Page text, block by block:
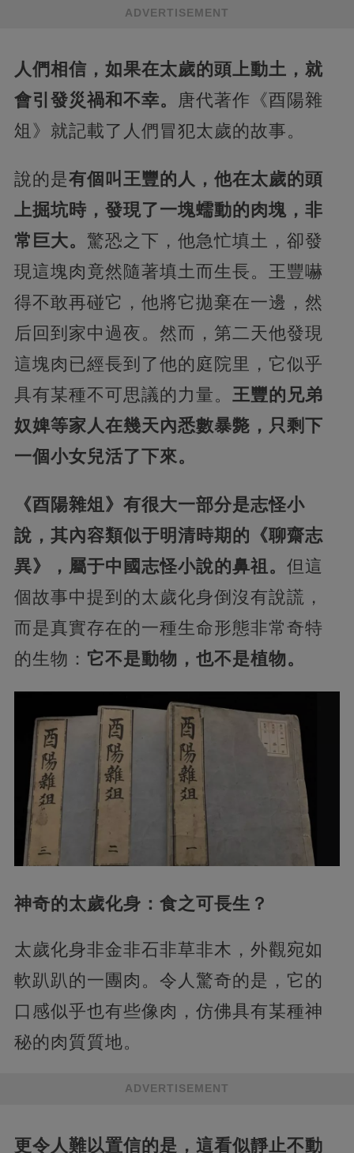
ADVERTISEMENT
人們相信，如果在太歲的頭上動土，就
會引發災禍和不幸。 唐代著作《酉陽雜
俎》就記載了人們冒犯太歲的故事。
說的是有個叫王豐的人，他在太歲的頭
上掘坑時，發現了一塊蠕動的肉塊，非
常巨大。 驚恐之下，他急忙填土，卻發
現這塊肉竟然隨著填土而生長。王豐嚇
得不敢再碰它，他將它拋棄在一邊，然
后回到家中過夜。然而，第二天他發現
這塊肉已經長到了他的庭院里，它似乎
具有某種不可思議的力量。 王豐的兄弟
奴婢等家人在幾天內悉數暴斃，只剩下
一個小女兒活了下來。
《酉陽雜俎》有很大一部分是志怪小
說，其內容類似于明清時期的《聊齋志
異》，屬于中國志怪小說的鼻祖。 但這
個故事中提到的太歲化身倒沒有說謊，
而是真實存在的一種生命形態非常奇特
的生物： 它不是動物，也不是植物。
神奇的太歲化身：食之可長生？
太歲化身非金非石非草非木，外觀宛如
軟趴趴的一團肉。令人驚奇的是，它的
口感似乎也有些像肉，仿佛具有某種神
秘的肉質質地。
ADVERTISEMENT
更令人難以置信的是，這看似靜止不動